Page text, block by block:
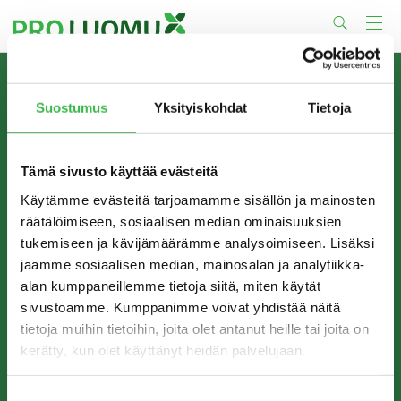
Suostumus Yksityiskohdat Tietoja
Tämä sivusto käyttää evästeitä
Käytämme evästeitä tarjoamamme sisällön ja mainosten
räätälöimiseen, sosiaalisen median ominaisuuksien
tukemiseen ja kävijämäärämme analysoimiseen. Lisäksi
jaamme sosiaalisen median, mainosalan ja analytiikka-
alan kumppaneillemme tietoja siitä, miten käytät
sivustoamme. Kumppanimme voivat yhdistää näitä
tietoja muihin tietoihin, joita olet antanut heille tai joita on
kerätty, kun olet käyttänyt heidän palvelujaan.
to
content
TIETOA MEISTÄ
Pro Luomu on luomualan yhteistyöorganisaatio, joka